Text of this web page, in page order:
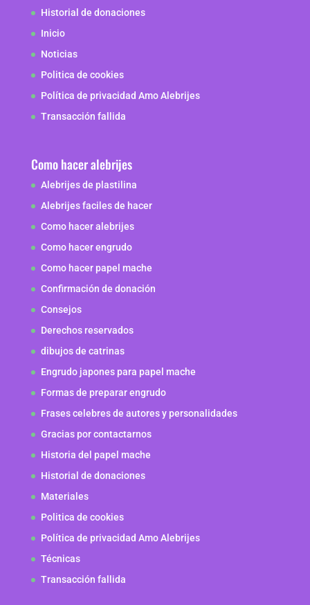
Historial de donaciones
Inicio
Noticias
Politica de cookies
Política de privacidad Amo Alebrijes
Transacción fallida
Como hacer alebrijes
Alebrijes de plastilina
Alebrijes faciles de hacer
Como hacer alebrijes
Como hacer engrudo
Como hacer papel mache
Confirmación de donación
Consejos
Derechos reservados
dibujos de catrinas
Engrudo japones para papel mache
Formas de preparar engrudo
Frases celebres de autores y personalidades
Gracias por contactarnos
Historia del papel mache
Historial de donaciones
Materiales
Politica de cookies
Política de privacidad Amo Alebrijes
Técnicas
Transacción fallida